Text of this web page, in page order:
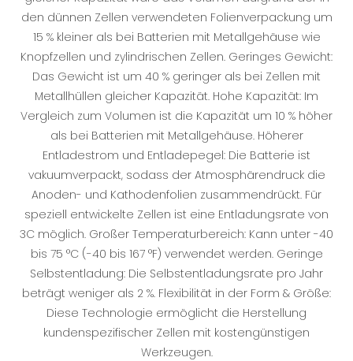
den dünnen Zellen verwendeten Folienverpackung um
15 % kleiner als bei Batterien mit Metallgehäuse wie
Knopfzellen und zylindrischen Zellen. Geringes Gewicht:
Das Gewicht ist um 40 % geringer als bei Zellen mit
Metallhüllen gleicher Kapazität. Hohe Kapazität: Im
Vergleich zum Volumen ist die Kapazität um 10 % höher
als bei Batterien mit Metallgehäuse. Höherer
Entladestrom und Entladepegel: Die Batterie ist
vakuumverpackt, sodass der Atmosphärendruck die
Anoden- und Kathodenfolien zusammendrückt. Für
speziell entwickelte Zellen ist eine Entladungsrate von
3C möglich. Großer Temperaturbereich: Kann unter -40
bis 75 °C (-40 bis 167 °F) verwendet werden. Geringe
Selbstentladung: Die Selbstentladungsrate pro Jahr
beträgt weniger als 2 %. Flexibilität in der Form & Größe:
Diese Technologie ermöglicht die Herstellung
kundenspezifischer Zellen mit kostengünstigen
Werkzeugen.